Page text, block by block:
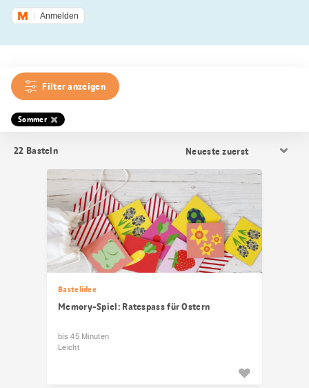
Anmelden
Filter anzeigen
Sommer
22 Basteln
Sortierung
Bastelidee
Memory-Spiel: Ratespass für Ostern
bis 45 Minuten
Leicht